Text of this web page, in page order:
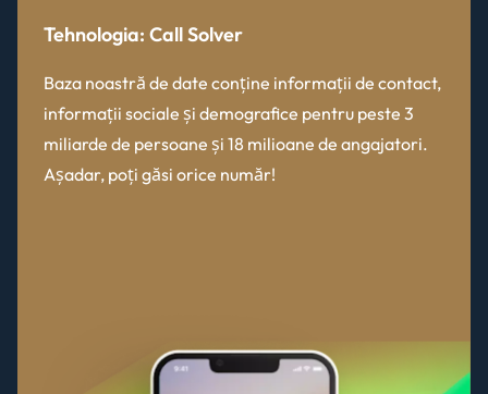
Tehnologia: Call Solver
Baza noastră de date conține informații de contact,
informații sociale și demografice pentru peste 3
miliarde de persoane și 18 milioane de angajatori.
Așadar, poți găsi orice număr!